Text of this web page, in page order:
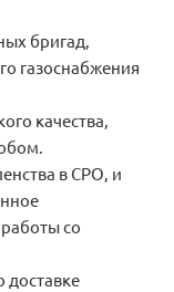
бригад,
газоснабжения
качества,
в СРО, и
со
доставке